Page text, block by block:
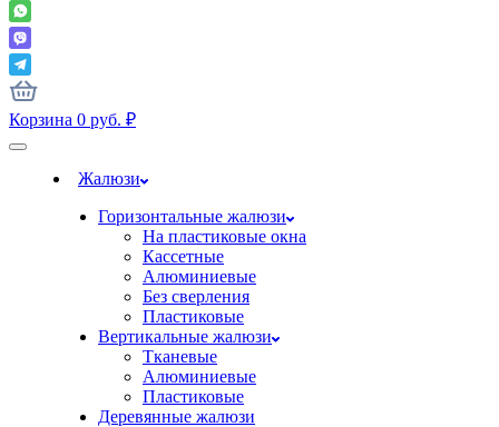
Корзина 0 руб. ₽
Жалюзи
Горизонтальные жалюзи
На пластиковые окна
Кассетные
Алюминиевые
Без сверления
Пластиковые
Вертикальные жалюзи
Тканевые
Алюминиевые
Пластиковые
Деревянные жалюзи